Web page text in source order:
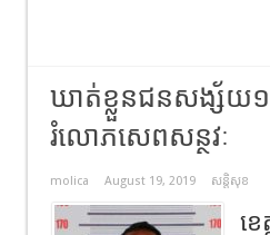
ឃាត់ខ្លួន​ជនសង្ស័យ
រំលោភ​សេពសន្ថវៈ​
molica August 19, 2019 សន្តិសុខ
ខ